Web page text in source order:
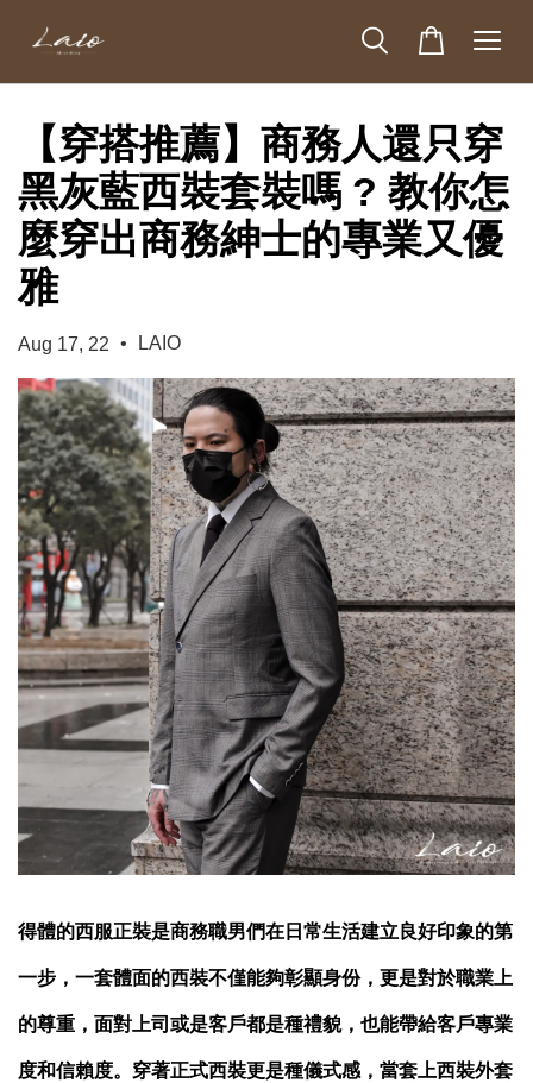
【穿搭推薦】商務人還只穿
黑灰藍西裝套裝嗎 ? 教你怎
麼穿出商務紳士的專業又優
雅
Aug 17, 22 • LAIO
得體的西服正裝是商務職男們在日常生活建立良好印象的第
一步，一套體面的西裝不僅能夠彰顯身份，更是對於職業上
的尊重，面對上司或是客戶都是種禮貌，也能帶給客戶專業
度和信賴度。穿著正式西裝更是種儀式感，當套上西裝外套